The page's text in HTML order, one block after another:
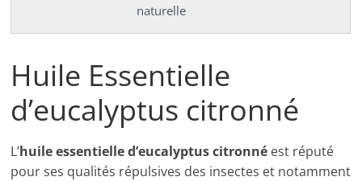
naturelle
Huile Essentielle
d’eucalyptus citronné
L’huile essentielle d’eucalyptus citronné est réputé
pour ses qualités répulsives des insectes et notamment